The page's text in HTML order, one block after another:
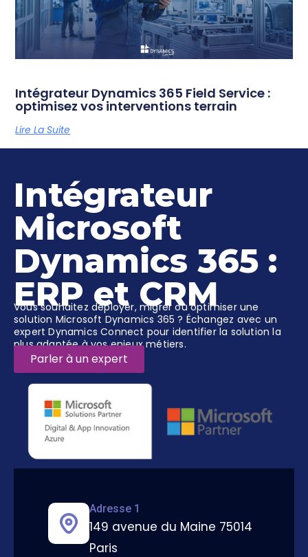
Intégrateur Dynamics 365 Field Service :
optimisez vos interventions terrain
Lire La Suite
Intégrateur
Microsoft
Dynamics 365 :
ERP et CRM
Vous souhaitez déployer, migrer ou optimiser une
solution Microsoft Dynamics 365 ? Échangez avec un
expert Dynamics Connect pour identifier la solution la
plus adaptée à vos enjeux métiers.
Parler à un expert
Adresse 1
149 avenue du Maine 75014
Paris